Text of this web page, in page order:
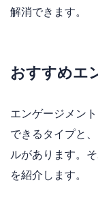
解消できます。
おすすめエ
エンゲージメン
できるタイプと
ルがあります。
を紹介します。